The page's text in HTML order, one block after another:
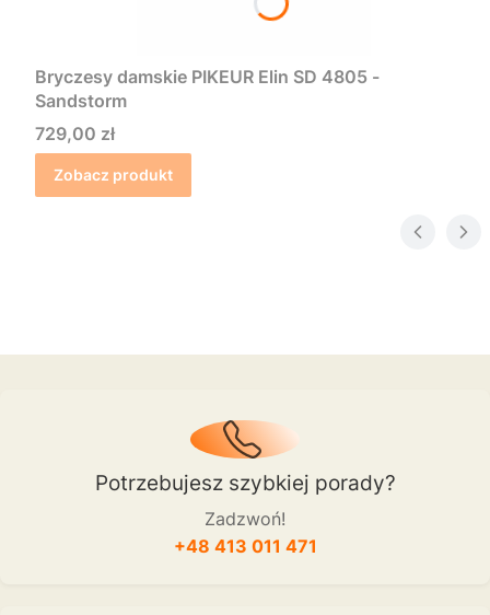
Bryczesy damskie PIKEUR Elin SD 4805 -
Sandstorm
Cena
729,00 zł
Zobacz produkt
Potrzebujesz szybkiej porady?
Zadzwoń!
+48 413 011 471